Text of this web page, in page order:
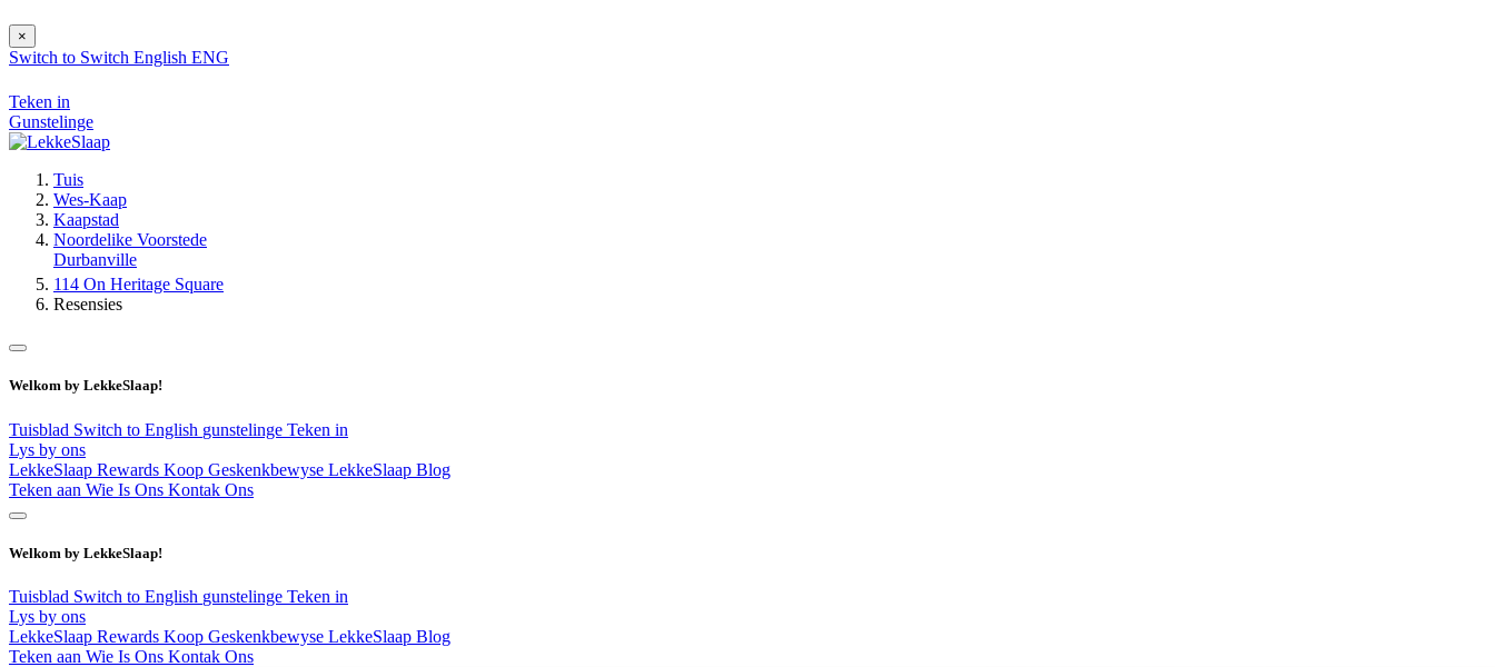
×
Switch to Switch English ENG
Teken in
Gunstelinge
Tuis
Wes-Kaap
Kaapstad
Noordelike Voorstede
Durbanville
114 On Heritage Square
Resensies
Welkom by LekkeSlaap!
Tuisblad Switch to English gunstelinge Teken in
Lys by ons
LekkeSlaap Rewards Koop Geskenkbewyse LekkeSlaap Blog
Teken aan Wie Is Ons Kontak Ons
Welkom by LekkeSlaap!
Tuisblad Switch to English gunstelinge Teken in
Lys by ons
LekkeSlaap Rewards Koop Geskenkbewyse LekkeSlaap Blog
Teken aan Wie Is Ons Kontak Ons